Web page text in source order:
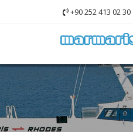
+90 252 413 02 30